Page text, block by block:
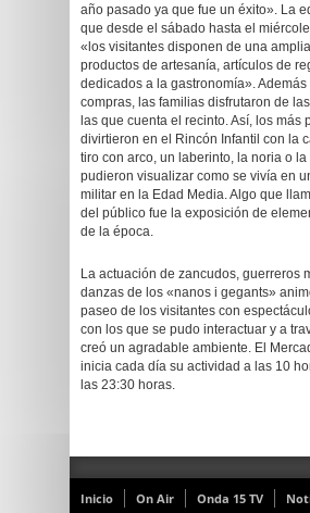
año pasado ya que fue un éxito». La
que desde el sábado hasta el
«los visitantes disponen de una
productos de artesanía, artículos de
dedicados a la gastronomía».
compras, las familias disfrutaron de
las que cuenta el recinto. Así, los más
divirtieron en el Rincón Infantil con la
tiro con arco, un laberinto, la noria o la
pudieron visualizar como se vivía en
militar en la Edad Media. Algo que
del público fue la exposición de
de la época.
La actuación de zancudos, guerreros
danzas de los «nanos i gegants»
paseo de los visitantes con
con los que se pudo interactuar y a
creó un agradable ambiente. El
inicia cada día su actividad a las 10
las 23:30 horas.
Inicio On Air Onda 15 TV